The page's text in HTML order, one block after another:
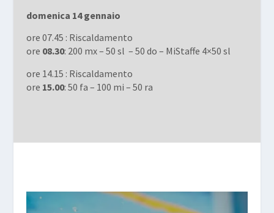
domenica 14 gennaio
ore 07.45 : Riscaldamento
ore 08.30: 200 mx – 50 sl – 50 do – MiStaffe 4×50 sl
ore 14.15 : Riscaldamento
ore 15.00: 50 fa – 100 mi – 50 ra